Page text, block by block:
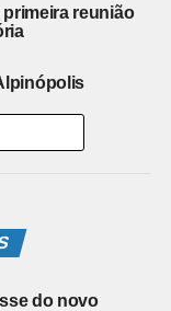
primeira reunião
do novo